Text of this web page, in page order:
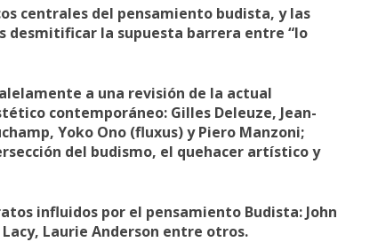
centrales del pensamiento budista, y las
desmitificar la supuesta barrera entre “lo
a una revisión de la actual
contemporáneo: Gilles Deleuze, Jean-
Yoko Ono (fluxus) y Piero Manzoni;
del budismo, el quehacer artístico y
influidos por el pensamiento Budista: John
Laurie Anderson entre otros.